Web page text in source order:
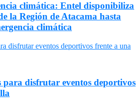
climática: Entel disponibiliza
la Región de Atacama hasta
climática
para disfrutar eventos deportivos